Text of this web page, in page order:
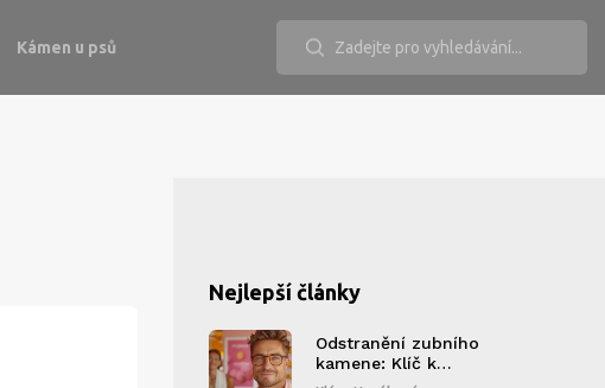
Kámen u psů
Nejlepší články
Odstranění zubního
kamene: Klíč k
zdravému úsměvu